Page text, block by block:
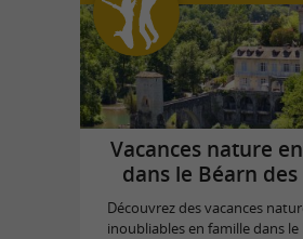
Vacances nature
dans le Béarn des
Découvrez des vacances
inoubliables en famille dans le